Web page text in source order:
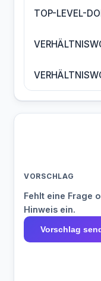
TOP-LEVEL-
VORSCHLAG
Fehlt eine Frage
Hinweis ein.